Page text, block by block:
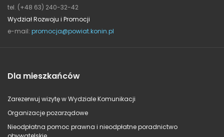
tel. (+48 63) 240-32-42
Wydział Rozwoju i Promocji
e-mail: promocja@powiat.konin.pl
Dla mieszkańców
Zarezerwuj wizytę w Wydziale Komunikacji
Organizacje pozarządowe
Nieodpłatna pomoc prawna i nieodpłatne poradnictwo